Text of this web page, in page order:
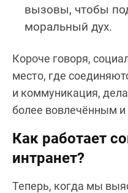
вызовы, чтобы
моральный дух.
Короче говоря,
место, где
и коммуникация,
более вовлечённым
Как работает
интранет?
Теперь, когда мы